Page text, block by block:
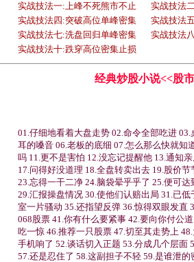
实战技法一:上峰不死熊市不止
实战技法
实战技法四:突破高位单峰密集
实战技法
实战技法七:洗盘回归单峰密集
实战技法
实战技法十:跌穿高位密集止损
经典炒股小说<<股
01.仔细地看着大盘走势 02.命令全部吃进
耳的嗓音 06.老板的底细 07.怎么那么快就知
吗 11.更不是害怕 12.没忘记提醒他 13.通知
17.问得好没道理 18.全盘转卖出去 19.股价
23.忘得一干二净 24.脑袋晕乎乎了 25.便可
29.汇报操盘情况 30.使他们认赔出局 31.已
室一片骚动 35.还指望反弹 36.惊得双眼发直
068股票 41.你有什么要紧事 42.要向你付公
吃一惊 46.推荐一只股票 47.切至其走势上
手机响了 52.谈话切入正题 53.分成几个层面
57.还是忍住了 58.这副担子不轻 59.是谁泄